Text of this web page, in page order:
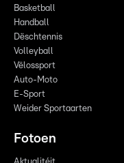
Basketball
Handball
Dëschtennis
Volleyball
Vëlossport
Auto-Moto
E-Sport
Weider Sportaarten
Fotoen